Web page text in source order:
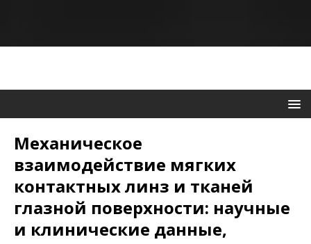
Механическое
взаимодействие мягких
контактных линз и тканей
глазной поверхности: научные
и клинические данные,